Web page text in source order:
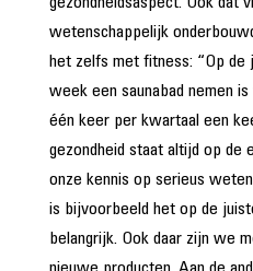
wetenschappelijk
het zelfs met fitness: “Op
week een saunabad nemen
één keer per kwartaal een
gezondheid staat altijd op de
onze kennis op serieus
is bijvoorbeeld het op de
belangrijk. Ook daar zijn we